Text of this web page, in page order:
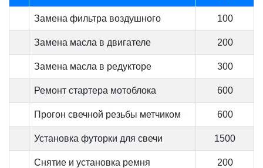
Замена фильтра воздушного 100
Замена масла в двигателе 200
Замена масла в редукторе 300
Ремонт стартера мотоблока 600
Прогон свечной резьбы метчиком 600
Установка футорки для свечи 1500
Снятие и установка ремня 200